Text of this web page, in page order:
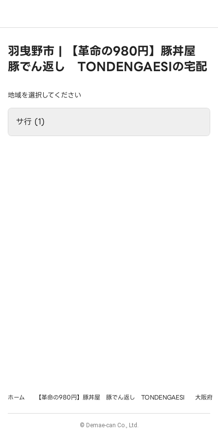
羽曳野市 | 【革命の980円】豚丼屋
豚でん返し TONDENGAESIの宅配
地域を選択してください
サ行 (1)
ホーム 【革命の980円】豚丼屋 豚でん返し TONDENGAESI 大阪府
© Demae-can Co., Ltd.